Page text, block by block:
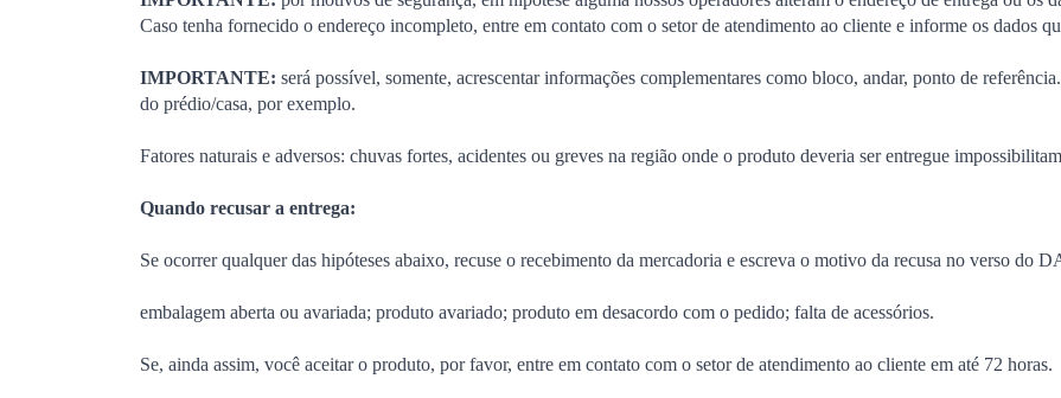
Caso tenha fornecido o endereço incompleto, entre em contato com o setor de atendimento ao cliente e informe os dados
IMPORTANTE: será possível, somente, acrescentar informações complementares como bloco, andar, ponto de
do prédio/casa, por exemplo.
Fatores naturais e adversos: chuvas fortes, acidentes ou greves na região onde o produto deveria ser entregue
Quando recusar a entrega:
Se ocorrer qualquer das hipóteses abaixo, recuse o recebimento da mercadoria e escreva o motivo da recusa no verso do
embalagem aberta ou avariada; produto avariado; produto em desacordo com o pedido; falta de acessórios.
Se, ainda assim, você aceitar o produto, por favor, entre em contato com o setor de atendimento ao cliente em até 72 horas.